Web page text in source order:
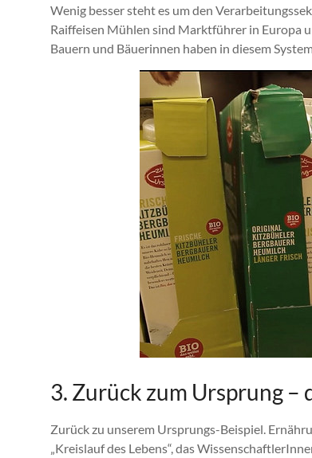
Wenig besser steht es um den
Raiffeisen Mühlen sind Marktführer in Europa
Bauern und Bäuerinnen haben in diesem
3. Zurück zum Ursprung –
Zurück zu unserem Ursprungs-Beispiel.
„Kreislauf des Lebens“, das